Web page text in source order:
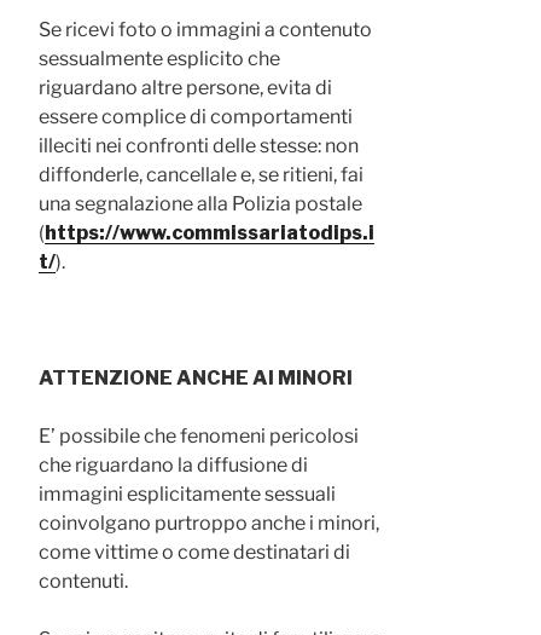
Se ricevi foto o immagini a contenuto
sessualmente esplicito che
riguardano altre persone, evita di
essere complice di comportamenti
illeciti nei confronti delle stesse: non
diffonderle, cancellale e, se ritieni, fai
una segnalazione alla Polizia postale
(https://www.commissariatodips.i
t/).
ATTENZIONE ANCHE AI MINORI
E’ possibile che fenomeni pericolosi
che riguardano la diffusione di
immagini esplicitamente sessuali
coinvolgano purtroppo anche i minori,
come vittime o come destinatari di
contenuti.